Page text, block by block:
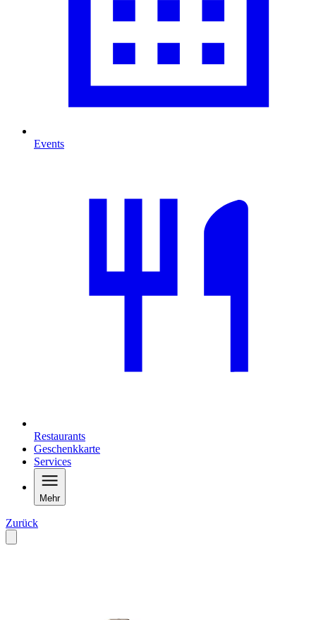
Events
Restaurants
Geschenkkarte
Services
Mehr
Zurück